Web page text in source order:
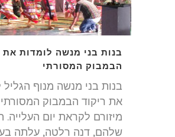
בנות בני מנשה לומדות את
הבמבוק המסורתי
בנות בני מנשה מנוף הגליל
את ריקוד הבמבוק
מיזורם לקראת יום העלייה.
שלהם, דנה רלטה, עלתה